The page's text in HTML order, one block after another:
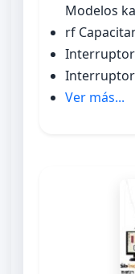
Modelos
rf
Ver más...